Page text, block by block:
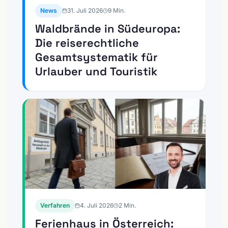
News 31. Juli 2026 9 Min.
Waldbrände in Südeuropa:
Die reiserechtliche
Gesamtsystematik für
Urlauber und Touristik
Verfahren 4. Juli 2026 2 Min.
Ferienhaus in Österreich: